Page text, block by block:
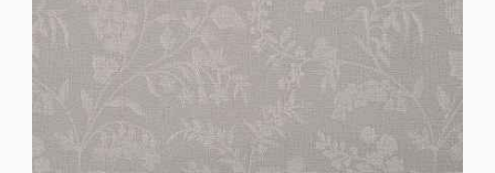
Личный кабинет
Москва (сменить город)
Заказать обратный звонок